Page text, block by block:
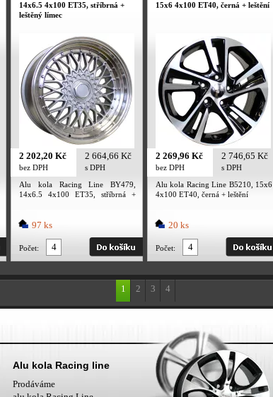
14x6.5 4x100 ET35, stříbrná +
leštěný límec
2 202,20 Kč
bez DPH
2 664,66 Kč
s DPH
Alu kola Racing Line BY479,
14x6.5 4x100 ET35, stříbrná +
97 ks
Počet:
15x6 4x100 ET40, černá + leštění
2 269,96 Kč
bez DPH
2 746,65 Kč
s DPH
Alu kola Racing Line B5210, 15x6
4x100 ET40, černá + leštění
20 ks
Počet:
1 2 3 4
Nahoru
Alu kola Racing line
Prodáváme